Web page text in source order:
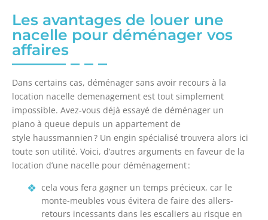
Les avantages de louer une
nacelle pour déménager vos
affaires
Dans certains cas, déménager sans avoir recours à la
location nacelle demenagement est tout simplement
impossible. Avez-vous déjà essayé de déménager un
piano à queue depuis un appartement de
style haussmannien ? Un engin spécialisé trouvera alors ici
toute son utilité. Voici, d’autres arguments en faveur de la
location d’une nacelle pour déménagement :
cela vous fera gagner un temps précieux, car le
monte-meubles vous évitera de faire des allers-
retours incessants dans les escaliers au risque en